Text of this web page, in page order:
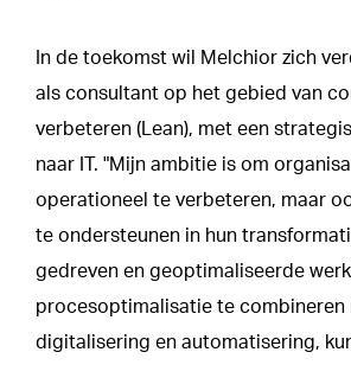
In de toekomst wil Melchior zich
als consultant op het gebied van
verbeteren (Lean), met een
naar IT. "Mijn ambitie is om
operationeel te verbeteren, maar
te ondersteunen in hun
gedreven en geoptimaliseerde
procesoptimalisatie te combineren
digitalisering en automatisering,